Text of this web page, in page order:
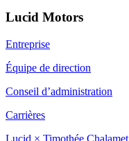
Lucid Motors
Entreprise
Équipe de direction
Conseil d’administration
Carrières